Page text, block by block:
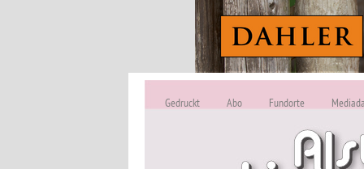
Gedruckt Abo Fundorte